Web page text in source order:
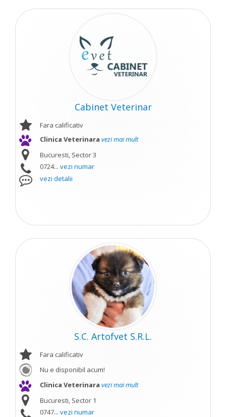
Cabinet Veterinar
Fara calificativ
Clinica Veterinara vezi mai mult
Bucuresti, Sector 3
0724... vezi numar
vezi detalii
S.C. Artofvet S.R.L.
Fara calificativ
Nu e disponibil acum!
Clinica Veterinara vezi mai mult
Bucuresti, Sector 1
0747... vezi numar